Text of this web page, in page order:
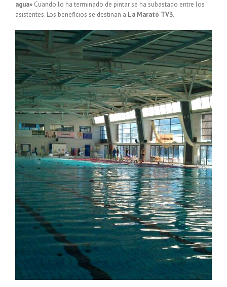
agua» Cuando lo ha terminado de pintar se ha subastado entre los
asistentes. Los beneficios se destinan a La Marató TV3.